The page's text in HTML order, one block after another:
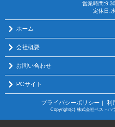
営業時間
定休日:
ホーム
会社概要
お問い合わせ
PCサイト
プライバシーポリシー 利
Copyright(c) 株式会社ベストハ